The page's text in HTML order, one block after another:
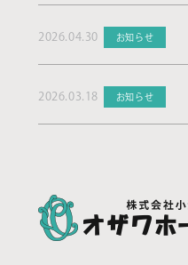
2026.04.30 お知らせ
2026.03.18 お知らせ